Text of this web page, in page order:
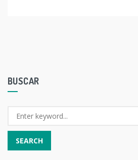
BUSCAR